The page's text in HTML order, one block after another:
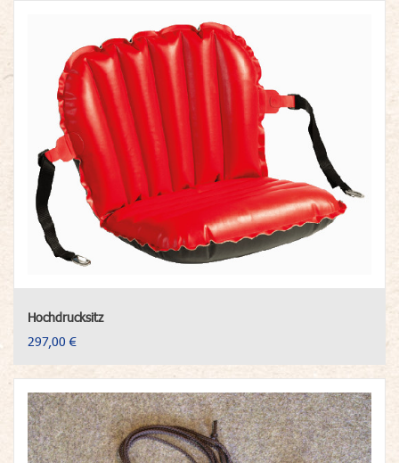
Hochdrucksitz
297,00 €